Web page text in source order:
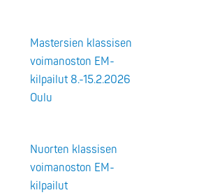
Mastersien klassisen
voimanoston EM-
kilpailut 8.-15.2.2026
Oulu
Nuorten klassisen
voimanoston EM-
kilpailut